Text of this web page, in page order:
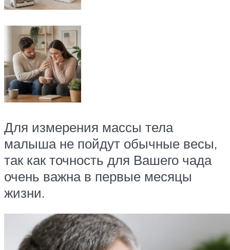
Для измерения массы тела
малыша не пойдут обычные весы,
так как точность для Вашего чада
очень важна в первые месяцы
жизни.